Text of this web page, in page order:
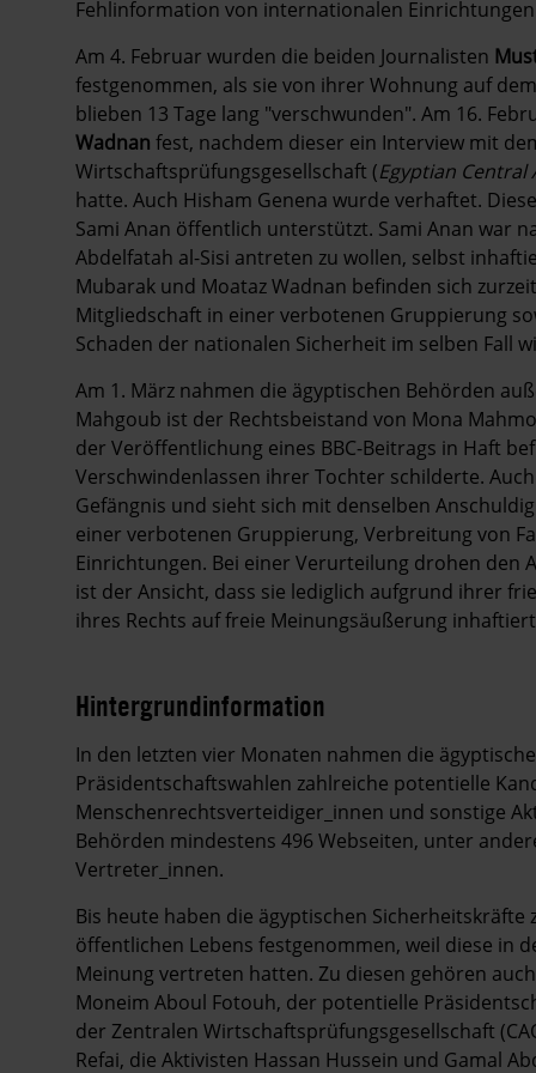
Fehlinformation von internationalen
Am 4. Februar wurden die beiden Journalisten
festgenommen, als sie von ihrer Wohnung auf
blieben 13 Tage lang "verschwunden". Am 16.
Wadnan fest, nachdem dieser ein Interview mit
Wirtschaftsprüfungsgesellschaft (Egyptian
hatte. Auch Hisham Genena wurde verhaftet.
Sami Anan öffentlich unterstützt. Sami Anan war
Abdelfatah al-Sisi antreten zu wollen, selbst
Mubarak und Moataz Wadnan befinden sich
Mitgliedschaft in einer verbotenen Gruppierung
Schaden der nationalen Sicherheit im selben Fall
Am 1. März nahmen die ägyptischen Behörden
Mahgoub ist der Rechtsbeistand von Mona
der Veröffentlichung eines BBC-Beitrags in Haft
Verschwindenlassen ihrer Tochter schilderte.
Gefängnis und sieht sich mit denselben
einer verbotenen Gruppierung, Verbreitung von
Einrichtungen. Bei einer Verurteilung drohen den
ist der Ansicht, dass sie lediglich aufgrund ihrer
ihres Rechts auf freie Meinungsäußerung
Hintergrundinformation
Hintergrund
In den letzten vier Monaten nahmen die
Präsidentschaftswahlen zahlreiche potentielle
Menschenrechtsverteidiger_innen und sonstige
Behörden mindestens 496 Webseiten, unter
Vertreter_innen.
Bis heute haben die ägyptischen
öffentlichen Lebens festgenommen, weil diese in
Meinung vertreten hatten. Zu diesen gehören
Moneim Aboul Fotouh, der potentielle
der Zentralen Wirtschaftsprüfungsgesellschaft
Refai, die Aktivisten Hassan Hussein und Gamal